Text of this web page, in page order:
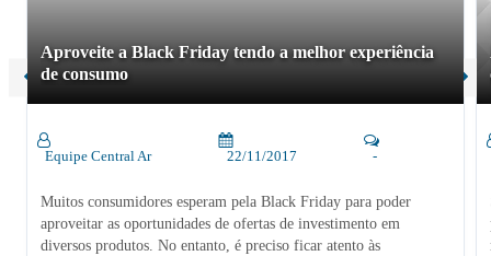
Aproveite a Black Friday tendo a melhor experiência
de consumo
Equipe Central Ar 22/11/2017 -
Muitos consumidores esperam pela Black Friday para poder
aproveitar as oportunidades de ofertas de investimento em
diversos produtos. No entanto, é preciso ficar atento às